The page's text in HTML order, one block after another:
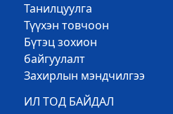
Танилцуулга
Түүхэн товчоон
Бүтэц зохион
байгуулалт
Захирлын мэндчилгээ
ИЛ ТОД БАЙДАЛ